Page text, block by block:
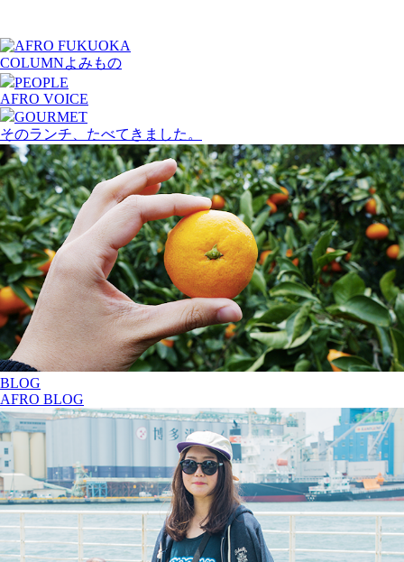
COLUMNよみもの
PEOPLE
AFRO VOICE
GOURMET
そのランチ、たべてきました。
BLOG
AFRO BLOG